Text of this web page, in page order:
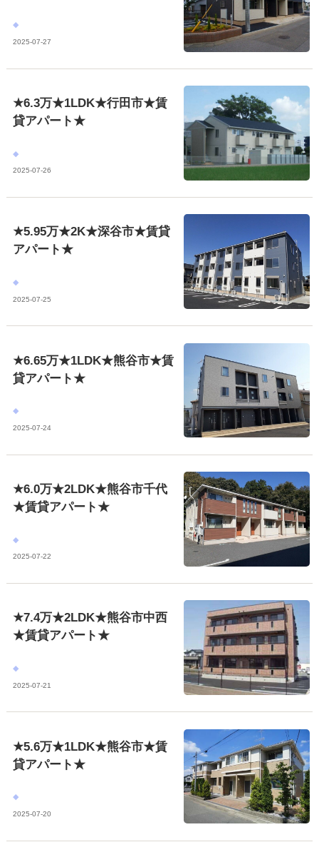
2025-07-27
★6.3万★1LDK★行田市★賃
貸アパート★
2025-07-26
★5.95万★2K★深谷市★賃貸
アパート★
2025-07-25
★6.65万★1LDK★熊谷市★賃
貸アパート★
2025-07-24
★6.0万★2LDK★熊谷市千代
★賃貸アパート★
2025-07-22
★7.4万★2LDK★熊谷市中西
★賃貸アパート★
2025-07-21
★5.6万★1LDK★熊谷市★賃
貸アパート★
2025-07-20